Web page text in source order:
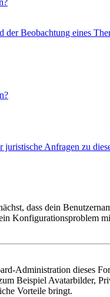
der Beobachtung eines
Anfragen zu
dass dein
Konfigurationsproblem
Administration dieses
Beispiel Avatarbilder,
Vorteile bringt.